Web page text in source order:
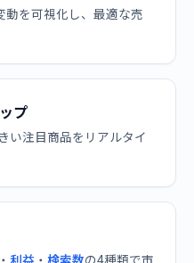
を可視化し、最適な売
プ
い注目商品をリアルタイ
・ 利益 ・ 検索数の4種類で市